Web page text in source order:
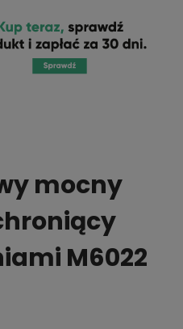
mocny
M6022